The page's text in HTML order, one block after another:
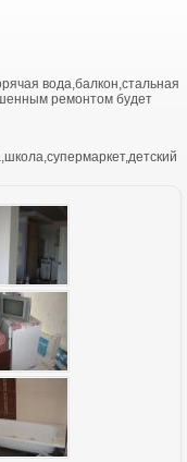
вода,балкон,стальная
ремонтом будет